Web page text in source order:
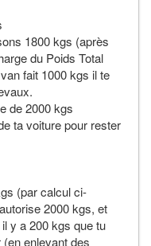
1800 kgs (après
du Poids Total
fait 1000 kgs il te
de 2000 kgs
ta voiture pour rester
(par calcul ci-
2000 kgs, et
y a 200 kgs que tu
enlevant des